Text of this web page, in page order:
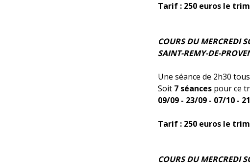
Tarif : 250 euros le
COURS DU MERCREDI
SAINT-REMY-DE-
Une séance de 2h30
Soit 7 séances pour ce
09/09 - 23/09 - 07/10 -
Tarif : 250 euros le
COURS DU MERCREDI